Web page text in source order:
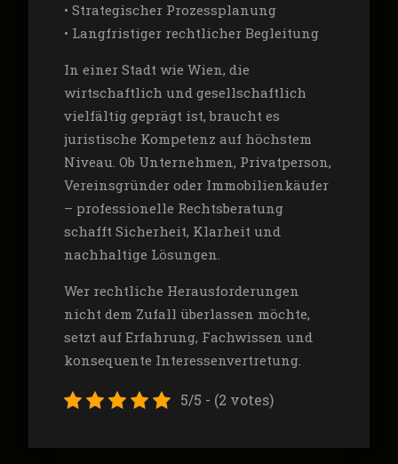
• Strategischer Prozessplanung
• Langfristiger rechtlicher Begleitung
In einer Stadt wie Wien, die
wirtschaftlich und gesellschaftlich
vielfältig geprägt ist, braucht es
juristische Kompetenz auf höchstem
Niveau. Ob Unternehmen, Privatperson,
Vereinsgründer oder Immobilienkäufer
– professionelle Rechtsberatung
schafft Sicherheit, Klarheit und
nachhaltige Lösungen.
Wer rechtliche Herausforderungen
nicht dem Zufall überlassen möchte,
setzt auf Erfahrung, Fachwissen und
konsequente Interessenvertretung.
5/5 - (2 votes)